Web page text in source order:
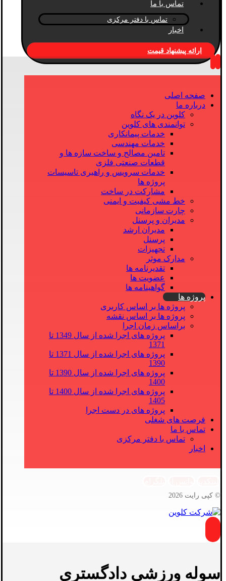
تماس با ما
تماس با دفتر مرکزی
اخبار
ارائه پیشنهاد قیمت
صفحه اصلی
درباره ما
کلوین در یک نگاه
توانمندی های کلوین
خدمات پیمانکاری
خدمات مهندسی
تامین مصالح و ساخت سازه ها و
قطعات صنعتی فلزی
خدمات سرویس و راهبری تاسیسات
پروژه ها
مشارکت در ساخت
خط مشی کیفیت و ایمنی
چارت سازمانی
مدیران و پرسنل
مدیران ارشد
پرسنل
تجهیزات
مدارک موثر
تقدیرنامه ها
عضویت ها
گواهینامه ها
پروژه ها
پروژه ها بر اساس کاربری
پروژه ها بر اساس نقشه
براساس زمان اجرا
پروژه های اجرا شده از سال 1349 تا
1371
پروژه های اجرا شده از سال 1371 تا
1390
پروژه های اجرا شده از سال 1390 تا
1400
پروژه های اجرا شده از سال 1400 تا
1405
پروژه های در دست اجرا
فرصت های شغلی
تماس با ما
تماس با دفتر مرکزی
اخبار
© کپی رایت 2026
سوله ورزشی دادگستری